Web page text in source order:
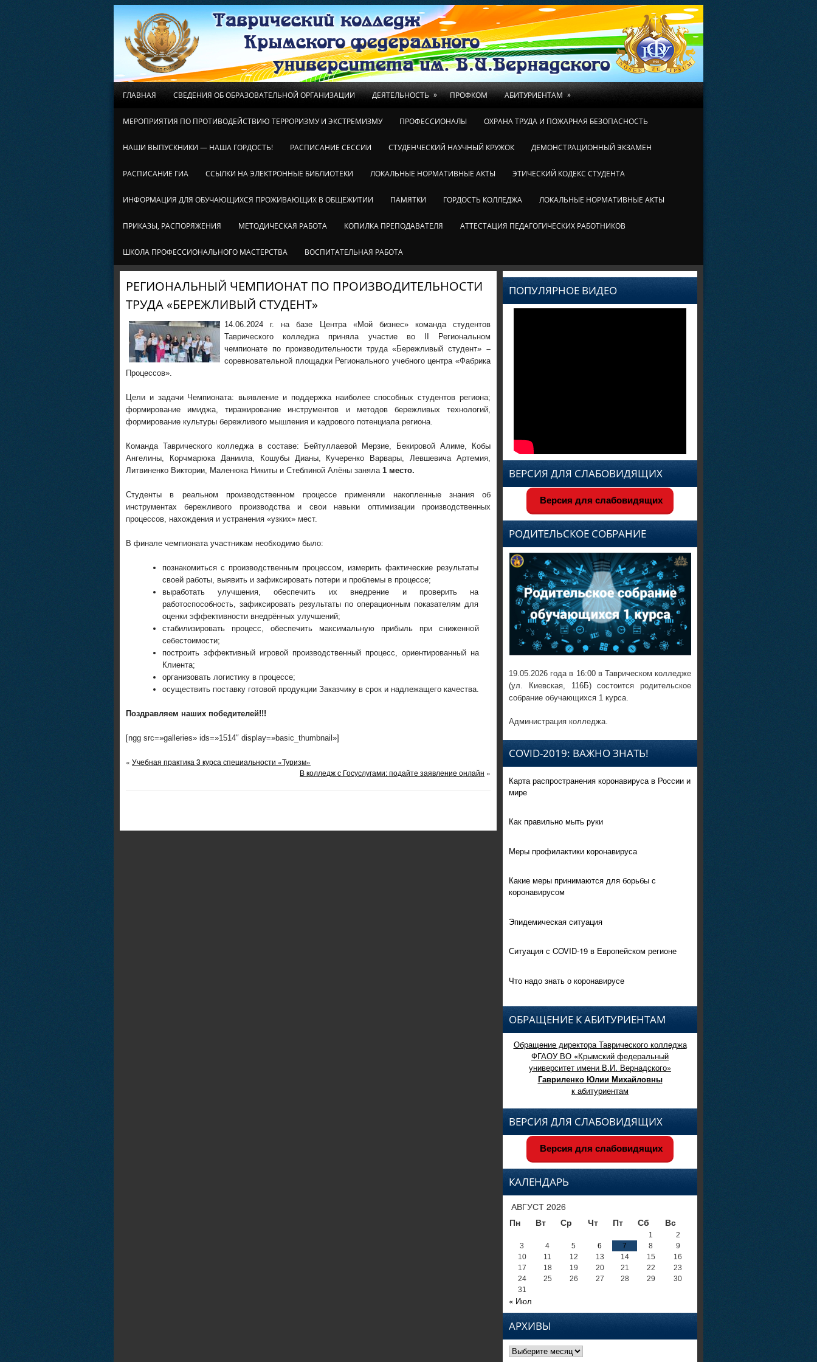
ГЛАВНАЯ СВЕДЕНИЯ ОБ ОБРАЗОВАТЕЛЬНОЙ ОРГАНИЗАЦИИ ДЕЯТЕЛЬНОСТЬ » ПРОФКОМ АБИТУРИЕНТАМ »
МЕРОПРИЯТИЯ ПО ПРОТИВОДЕЙСТВИЮ ТЕРРОРИЗМУ И ЭКСТРЕМИЗМУ ПРОФЕССИОНАЛЫ ОХРАНА ТРУДА И ПОЖАРНАЯ БЕЗОПАСНОСТЬ
НАШИ ВЫПУСКНИКИ — НАША ГОРДОСТЬ! РАСПИСАНИЕ СЕССИИ СТУДЕНЧЕСКИЙ НАУЧНЫЙ КРУЖОК ДЕМОНСТРАЦИОННЫЙ ЭКЗАМЕН
РАСПИСАНИЕ ГИА ССЫЛКИ НА ЭЛЕКТРОННЫЕ БИБЛИОТЕКИ ЛОКАЛЬНЫЕ НОРМАТИВНЫЕ АКТЫ ЭТИЧЕСКИЙ КОДЕКС СТУДЕНТА
ИНФОРМАЦИЯ ДЛЯ ОБУЧАЮЩИХСЯ ПРОЖИВАЮЩИХ В ОБЩЕЖИТИИ ПАМЯТКИ ГОРДОСТЬ КОЛЛЕДЖА ЛОКАЛЬНЫЕ НОРМАТИВНЫЕ АКТЫ
ПРИКАЗЫ, РАСПОРЯЖЕНИЯ МЕТОДИЧЕСКАЯ РАБОТА КОПИЛКА ПРЕПОДАВАТЕЛЯ АТТЕСТАЦИЯ ПЕДАГОГИЧЕСКИХ РАБОТНИКОВ
ШКОЛА ПРОФЕССИОНАЛЬНОГО МАСТЕРСТВА ВОСПИТАТЕЛЬНАЯ РАБОТА
РЕГИОНАЛЬНЫЙ ЧЕМПИОНАТ ПО ПРОИЗВОДИТЕЛЬНОСТИ
ТРУДА «БЕРЕЖЛИВЫЙ СТУДЕНТ»
14.06.2024 г. на базе Центра «Мой бизнес» команда студентов
Таврического колледжа приняла участие во II Региональном
чемпионате по производительности труда «Бережливый студент» –
соревновательной площадки Регионального учебного центра «Фабрика
Процессов».
Цели и задачи Чемпионата: выявление и поддержка наиболее способных студентов региона;
формирование имиджа, тиражирование инструментов и методов бережливых технологий,
формирование культуры бережливого мышления и кадрового потенциала региона.
Команда Таврического колледжа в составе: Бейтуллаевой Мерзие, Бекировой Алиме, Кобы
Ангелины, Корчмарюка Даниила, Кошубы Дианы, Кучеренко Варвары, Левшевича Артемия,
Литвиненко Виктории, Маленюка Никиты и Стеблиной Алёны заняла 1 место.
Студенты в реальном производственном процессе применяли накопленные знания об
инструментах бережливого производства и свои навыки оптимизации производственных
процессов, нахождения и устранения «узких» мест.
В финале чемпионата участникам необходимо было:
познакомиться с производственным процессом, измерить фактические результаты
своей работы, выявить и зафиксировать потери и проблемы в процессе;
выработать улучшения, обеспечить их внедрение и проверить на
работоспособность, зафиксировать результаты по операционным показателям для
оценки эффективности внедрённых улучшений;
стабилизировать процесс, обеспечить максимальную прибыль при сниженной
себестоимости;
построить эффективный игровой производственный процесс, ориентированный на
Клиента;
организовать логистику в процессе;
осуществить поставку готовой продукции Заказчику в срок и надлежащего качества.
Поздравляем наших победителей!!!
[ngg src=»galleries» ids=»1514″ display=»basic_thumbnail»]
« Учебная практика 3 курса специальности «Туризм»
В колледж с Госуслугами: подайте заявление онлайн »
ПОПУЛЯРНОЕ ВИДЕО
ВЕРСИЯ ДЛЯ СЛАБОВИДЯЩИХ
Версия для слабовидящих
РОДИТЕЛЬСКОЕ СОБРАНИЕ
19.05.2026 года в 16:00 в Таврическом колледже
(ул. Киевская, 116Б) состоится родительское
собрание обучающихся 1 курса.
Администрация колледжа.
COVID-2019: ВАЖНО ЗНАТЬ!
Карта распространения коронавируса в России и
мире
Как правильно мыть руки
Меры профилактики коронавируса
Какие меры принимаются для борьбы с
коронавирусом
Эпидемическая ситуация
Ситуация с COVID-19 в Европейском регионе
Что надо знать о коронавирусе
ОБРАЩЕНИЕ К АБИТУРИЕНТАМ
Обращение директора Таврического колледжа
ФГАОУ ВО «Крымский федеральный
университет имени В.И. Вернадского»
Гавриленко Юлии Михайловны
к абитуриентам
ВЕРСИЯ ДЛЯ СЛАБОВИДЯЩИХ
Версия для слабовидящих
КАЛЕНДАРЬ
АВГУСТ 2026
Пн
Вт Ср Чт Пт Сб Вс
1
2
3
4 5 6 7 8
9
10
11 12 13 14 15
16
17
18 19 20 21 22
23
24
25 26 27 28 29
30
31
« Июл
АРХИВЫ
Архивы